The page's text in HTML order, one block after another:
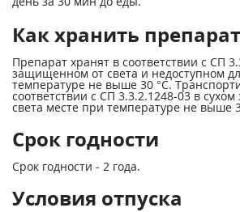
Как хранить препарат
Препарат хранят в соответствии с СП
защищенном от света и недоступном
температуре не выше 30 °С.
соответствии с СП 3.3.2.1248-03 в
света месте при температуре не выше
Срок годности
Срок годности - 2 года.
Условия отпуска